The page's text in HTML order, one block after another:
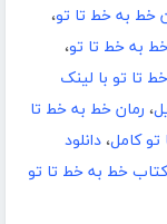
خط به خط تا تو،
خط به خط تا تو،
تا تو با لینک
، رمان خط به خط تا
، دانلود
کتاب خط به خط تا تو